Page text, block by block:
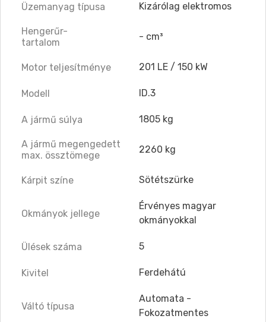
Üzemanyag típusa Kizárólag elektromos
Hengerűr-
tartalom
- cm³
Motor teljesítménye 201 LE / 150 kW
Modell ID.3
A jármű súlya 1805 kg
A jármű megengedett
max. össztömege
2260 kg
Kárpit színe Sötétszürke
Okmányok jellege
Érvényes magyar
okmányokkal
Ülések száma 5
Kivitel Ferdehátú
Váltó típusa
Automata -
Fokozatmentes